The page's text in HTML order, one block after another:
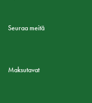
Seuraa meitä
Maksutavat